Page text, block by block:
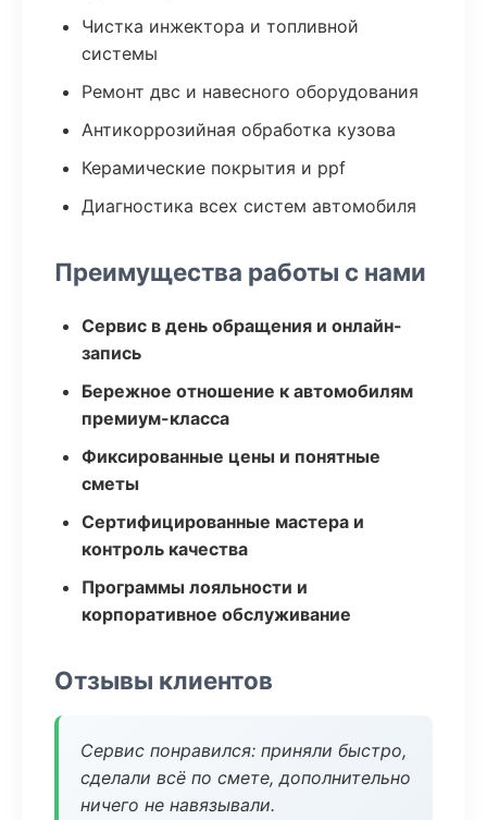
Чистка инжектора и топливной
системы
Ремонт двс и навесного оборудования
Антикоррозийная обработка кузова
Керамические покрытия и ppf
Диагностика всех систем автомобиля
Преимущества работы с нами
Сервис в день обращения и онлайн-
запись
Бережное отношение к автомобилям
премиум-класса
Фиксированные цены и понятные
сметы
Сертифицированные мастера и
контроль качества
Программы лояльности и
корпоративное обслуживание
Отзывы клиентов
Сервис понравился: приняли быстро,
сделали всё по смете, дополнительно
ничего не навязывали.